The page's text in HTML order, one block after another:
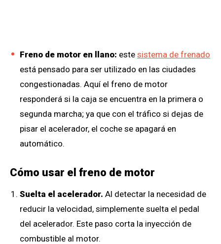
Freno de motor en llano: este sistema de frenado
está pensado para ser utilizado en las ciudades
congestionadas. Aquí el freno de motor
responderá si la caja se encuentra en la primera o
segunda marcha; ya que con el tráfico si dejas de
pisar el acelerador, el coche se apagará en
automático.
Cómo usar el freno de motor
Suelta el acelerador. Al detectar la necesidad de
reducir la velocidad, simplemente suelta el pedal
del acelerador. Este paso corta la inyección de
combustible al motor.